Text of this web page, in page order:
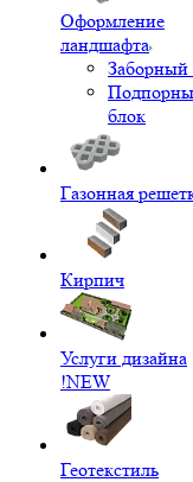
Оформление
ландшафта
Заборный
блок
Газонная
Кирпич
Услуги дизайна
!NEW
Геотекстиль